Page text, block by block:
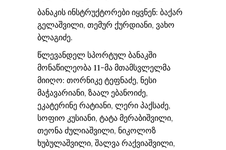
ბანაკის ინსტრუქტორები იყვნენ: ბაქარ
გელაშვილი, თემურ ქურდიანი, ვახო
ბლაგიძე.
წლევანდელ სპორტულ ბანაკში
მონაწილეობა 11-მა მთამსვლელმა
მიიღო: თორნიკე ტეფნაძე, ნესი
მაჭავარიანი, ზაალ ებანოიძე,
ეკატერინე რატიანი, ლერი პაქსაძე,
სოფიო კუსიანი, ტატა მერაბიშვილი,
თეონა ძულიაშვილი, ნიკოლოზ
ხუბულაშვილი, შალვა რაქვიაშვილი,